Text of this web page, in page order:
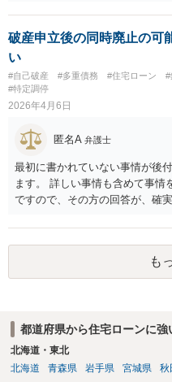
3号については、「アグレボセン
か」ではなく、「その事業が巨
ていたのか。そして賃料はどこ
の疑念があるところです。
ことができ、 その中で、売却を
ご質問に対する回答は以上です
別にして、お近くの弁護士に直
めることをおすすめいたします
護士がいるとおもいますので、
破産申立後の同時廃止の可
い
#自己破産 #多重債務 #住宅ローン #
#特定調停
2026年4月6日
匿名A 弁護士
最初に書かれていない事情が後
ます。 詳しい事情も含めて事
ですので、その方の回答が、確
も
都道府県から住宅ローンに強
北海道・東北
北海道
青森県 岩手県 宮城県 秋